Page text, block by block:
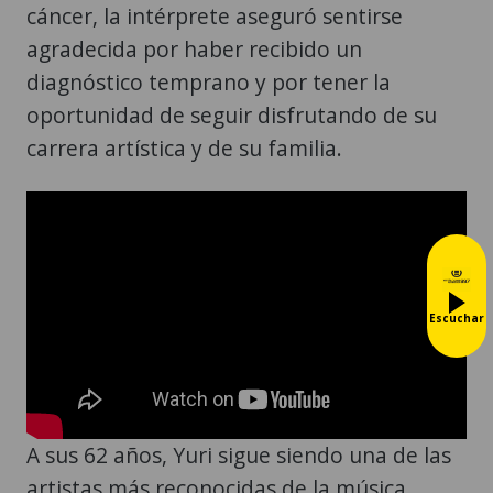
cáncer, la intérprete aseguró sentirse
agradecida por haber recibido un
diagnóstico temprano y por tener la
oportunidad de seguir disfrutando de su
carrera artística y de su familia.
A sus 62 años, Yuri sigue siendo una de las
Escuchar